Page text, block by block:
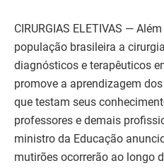
CIRURGIAS ELETIVAS —
população brasileira a
diagnósticos e terapêuticos
promove a aprendizagem
que testam seus
professores e demais
ministro da Educação
mutirões ocorrerão ao longo